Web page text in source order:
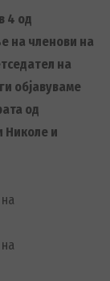
4 од
на членови на
на
објавуваме
од
Николе и